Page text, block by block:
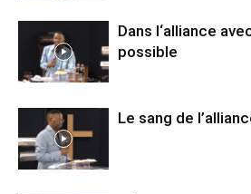
Dans l‘alliance
possible
Le sang de